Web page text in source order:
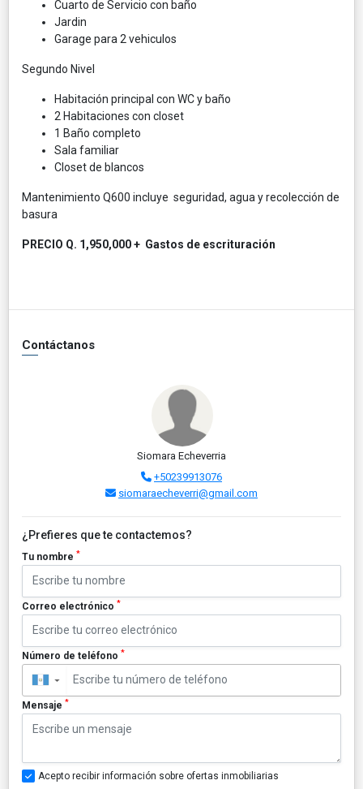
Cuarto de Servicio con baño
Jardin
Garage para 2 vehiculos
Segundo Nivel
Habitación principal con WC y baño
2 Habitaciones con closet
1 Baño completo
Sala familiar
Closet de blancos
Mantenimiento Q600 incluye seguridad, agua y recolección de
basura
PRECIO Q. 1,950,000 + Gastos de escrituración
Contáctanos
Siomara Echeverria
+50239913076
siomaraecheverri@gmail.com
¿Prefieres que te contactemos?
Tu nombre *
Correo electrónico *
Número de teléfono *
▼
Mensaje *
Acepto recibir información sobre ofertas inmobiliarias